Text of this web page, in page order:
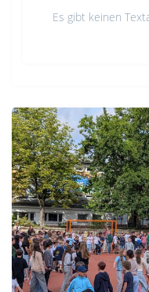
Es gibt keinen